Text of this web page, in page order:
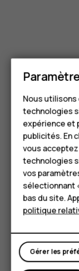
HMD
Pour
Mon compte
Nous
technologies
expérience et
publicités. En
vous
technologies
vos
sélectionnant
bas du site.
politique
Gérer les